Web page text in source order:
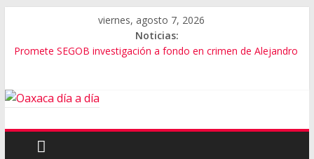
viernes, agosto 7, 2026
Noticias:
Promete SEGOB investigación a fondo en crimen de Alejandro
predios
Banda de fraudes financieros operaba desde un Toks
El tema de Alejandro Leyva no debe desviarse: Pedro Matías